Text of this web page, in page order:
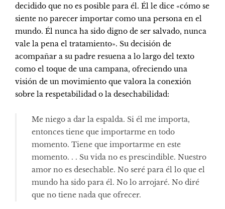
decidido que no es posible para él. Él le dice «cómo se
siente no parecer importar como una persona en el
mundo. Él nunca ha sido digno de ser salvado, nunca
vale la pena el tratamiento». Su decisión de
acompañar a su padre resuena a lo largo del texto
como el toque de una campana, ofreciendo una
visión de un movimiento que valora la conexión
sobre la respetabilidad o la desechabilidad:
Me niego a dar la espalda. Si él me importa,
entonces tiene que importarme en todo
momento. Tiene que importarme en este
momento. . . Su vida no es prescindible. Nuestro
amor no es desechable. No seré para él lo que el
mundo ha sido para él. No lo arrojaré. No diré
que no tiene nada que ofrecer.